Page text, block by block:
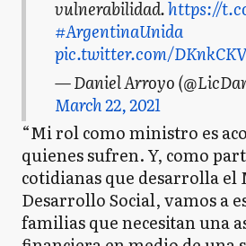
vulnerabilidad.https://
#ArgentinaUnida
pic.twitter.com/
— Daniel Arroyo
March 22, 2021
“Mi rol como ministro es
quienes sufren. Y, como
cotidianas que desarrolla
Desarrollo Social, vamos a
familias que necesitan una